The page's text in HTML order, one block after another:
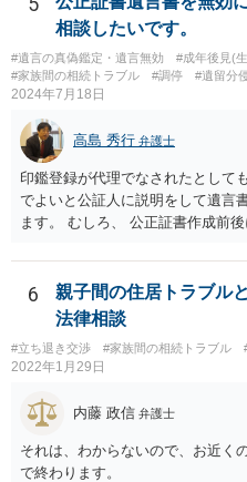
相談したいです。
#遺言の真偽鑑定・遺言無効 #成年後見(
#家族間の相続トラブル
#調停 #遺留分
2024年7月18日
高島 秀行 弁護士
印鑑登録が代理でなされたとして
でよいと公証人に説明をして遺言
ます。 むしろ、 公正証書作成前
月に携帯が新しくなった母からの
「面会に来てくれ」で、長男に
話の使い方を教える為に会って
電話が切れました。その後の電話
にチップが埋められている」等、
録、介護認定の資料、介護記録を
方がよいと思います。
6
親子間の住居トラブル
法律相談
#立ち退き交渉 #家族間の相続トラブル
2022年1月29日
内藤 政信 弁護士
それは、わからないので、お近く
で終わります。